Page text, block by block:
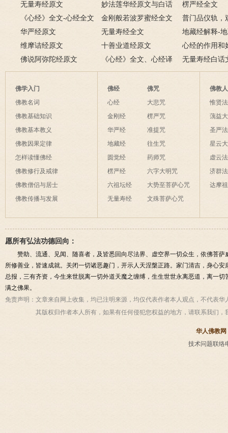
无量寿经原文
妙法莲华经原文与白话
文对照版
楞严经全文
《心经》全文-心经全文
注音及译文
金刚般若波罗蜜经全文
普门品仪轨，
萨普门品完整
华严经原文 无量寿经全文
地藏经解释-
白话解释
维摩诘经原文 十善业道经原文
心经的作用和
经有什么作用
佛说阿弥陀经原文
《心经》全文、心经译
文解释
无量寿经白话
佛学入门
佛教名词
佛教基础知识
佛教基本教义
佛教因果定律
怎样读懂佛经
佛教修行及戒律
佛教僧侣与居士
佛教传播与发展
佛经
心经
金刚经
华严经
地藏经
圆觉经
楞严经
六祖坛经
无量寿经
佛咒
大悲咒
楞严咒
准提咒
往生咒
药师咒
六字大明咒
大势至菩萨心咒
文殊菩萨心咒
佛教
惟贤
蕅益
圣严
星云
虚云
济群
达摩
愿所有弘法功德回向：
赞助、流通、见闻、随喜者，及皆悉回向尽法界、虚空界一切众生，依佛菩
所修善业，皆速成就。关闭一切诸恶趣门，开示人天涅槃正路。家门清吉，身心
总报，三有齐资，今生来世脱离一切外道天魔之缠缚，生生世世永离恶道，离一
满之佛果。
免责声明： 文章来自网上收集，均已注明来源，均仅代表作者本人观点，不代表
其版权归作者本人所有，如果有任何侵犯您权益的地方，请联系我们，
华人佛教网
技术问题联络